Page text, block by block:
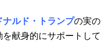
ナルド・トランプの実の
献身的にサポートして